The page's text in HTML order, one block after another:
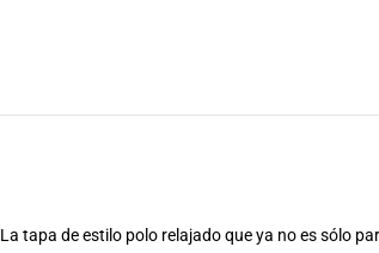
La tapa de estilo polo relajado que ya no es sólo